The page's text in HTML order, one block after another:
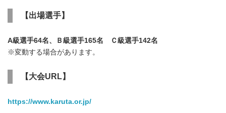
【出場選手】
A級選手64名、Ｂ級選手165名 Ｃ級選手142名
※変動する場合があります。
【大会UR L】
https://www.karuta.or.jp/